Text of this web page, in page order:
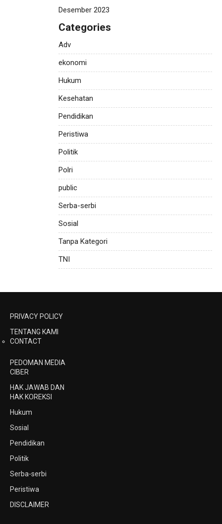
Desember 2023
Categories
Adv
ekonomi
Hukum
Kesehatan
Pendidikan
Peristiwa
Politik
Polri
public
Serba-serbi
Sosial
Tanpa Kategori
TNI
PRIVACY POLICY
TENTANG KAMI
CONTACT
PEDOMAN MEDIA
CIBER
HAK JAWAB DAN
HAK KOREKSI
Hukum
Sosial
Pendidikan
Politik
Serba-serbi
Peristiwa
DISCLAIMER